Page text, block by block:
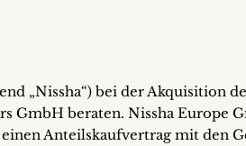
„Nissha“) bei der Akquisition
GmbH beraten. Nissha Europe
Anteilskaufvertrag mit den